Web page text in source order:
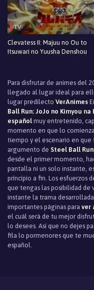
TV
Clevatess II: Majuu no Ou to
Itsuwari no Yuusha Denshou
Para disfrutar de animes del
llegado al lugar ideal para
lugar predilecto VerAnimes
Ball Run: JoJo no Kimyou na
español muy entretenido,
momento en que lo
tiempo y el escenario en que
argumento de Steel Ball
desde el primer momento,
pantalla ni un solo instante,
principio a fin. Los esfuerzos
que tengas las posibilidad
instante la trama
importantes páginas para ver
el cuál será de tu mejor
lo desees. Así que no dejes
fila lo pormenores que te
español.